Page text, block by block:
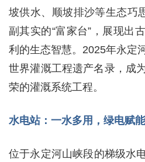
坡供水、顺坡排沙等生态巧
副其实的“富家台”，展现出
利的生态智慧。2025年永定
世界灌溉工程遗产名录，成
荣的灌溉系统工程。
水电站：一水多用，绿电赋能
位于永定河山峡段的梯级水